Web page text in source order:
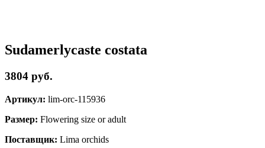
Sudamerlycaste costata
3804 руб.
Артикул: lim-orc-115936
Размер: Flowering size or adult
Поставщик: Lima orchids